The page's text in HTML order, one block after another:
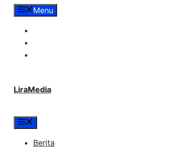
LangsungMenu
LiraMedia
Berita